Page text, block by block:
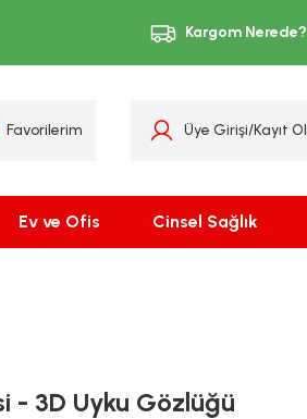
Kargom Nerede?
Favorilerim Üye Girişi/Kayıt Ol
Ev ve Ofis Cinsel Sağlık
- 3D Uyku Gözlüğü